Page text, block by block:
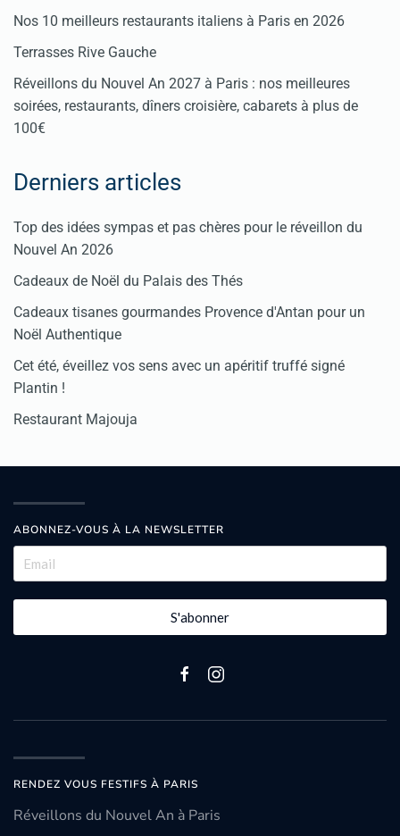
Nos 10 meilleurs restaurants italiens à Paris en 2026
Terrasses Rive Gauche
Réveillons du Nouvel An 2027 à Paris : nos meilleures
soirées, restaurants, dîners croisière, cabarets à plus de
100€
Derniers articles
Top des idées sympas et pas chères pour le réveillon du
Nouvel An 2026
Cadeaux de Noël du Palais des Thés
Cadeaux tisanes gourmandes Provence d'Antan pour un
Noël Authentique
Cet été, éveillez vos sens avec un apéritif truffé signé
Plantin !
Restaurant Majouja
ABONNEZ-VOUS À LA NEWSLETTER
S'abonner
RENDEZ VOUS FESTIFS À PARIS
Réveillons du Nouvel An à Paris